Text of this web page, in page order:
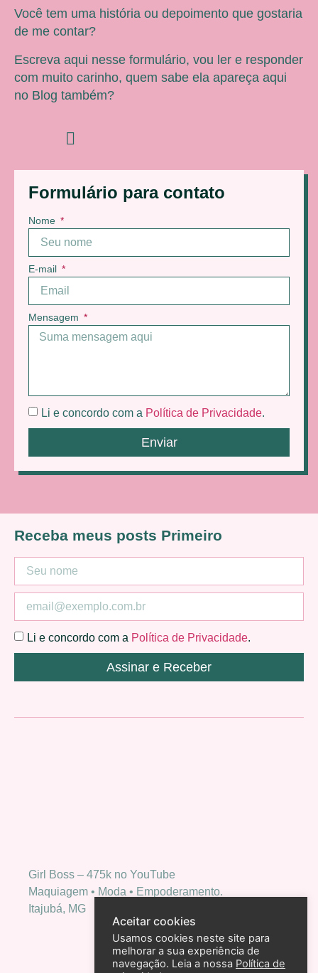
Formulário para contato
Nome
E-mail
Mensagem
Li e concordo com a Política de Privacidade.
Enviar
Você tem uma história ou depoimento que gostaria
de me contar?
Escreva aqui nesse formulário, vou ler e responder
com muito carinho, quem sabe ela apareça aqui
no Blog também?
Girl Boss – 475k no YouTube
Maquiagem • Moda • Empoderamento.
Itajubá, MG
Receba meus posts Primeiro
Li e concordo com a Política de Privacidade.
Assinar e Receber
Aceitar cookies
Usamos cookies neste site para
melhorar a sua experiência de
navegação. Leia a nossa Política de